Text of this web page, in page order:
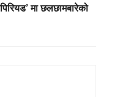
मा छलछामबारेको